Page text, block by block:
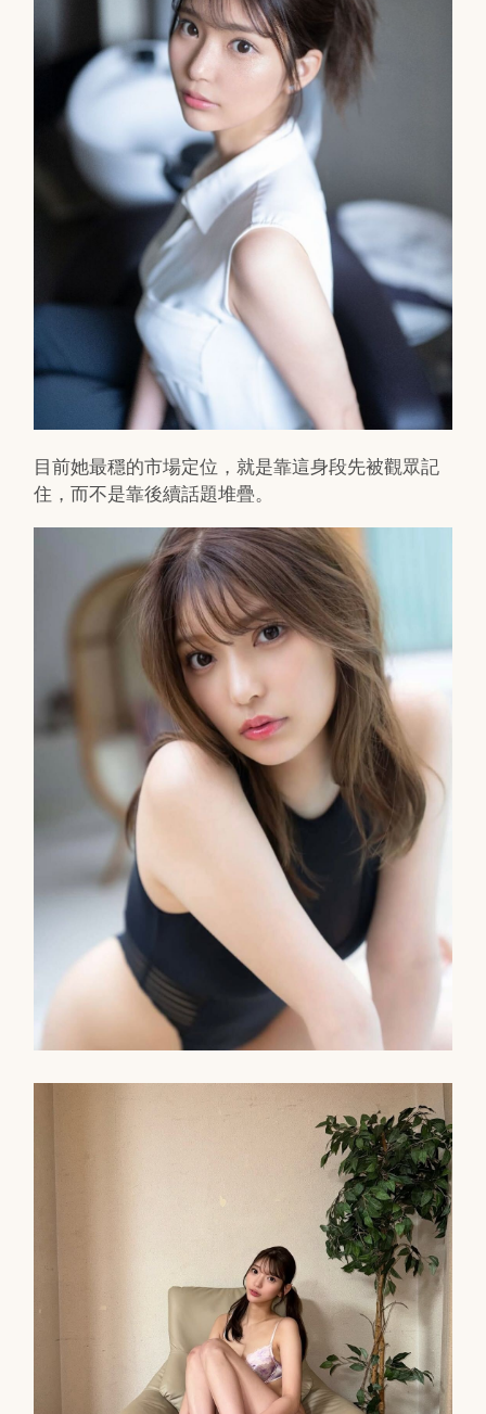
目前她最穩的市場定位，就是靠這身段先被觀眾記
住，而不是靠後續話題堆疊。